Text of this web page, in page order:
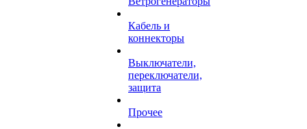
Кабель и
коннекторы
Выключатели,
переключатели,
защита
Прочее